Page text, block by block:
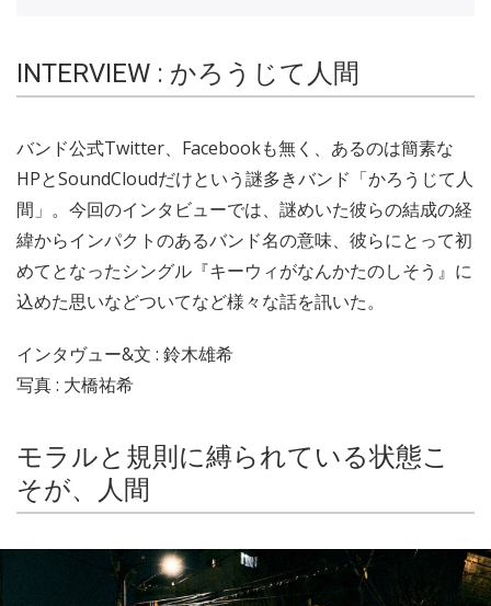
INTERVIEW : かろうじて人間
バンド公式Twitter、Facebookも無く、あるのは簡素な
HPとSoundCloudだけという謎多きバンド「かろうじて人
間」。今回のインタビューでは、謎めいた彼らの結成の経
緯からインパクトのあるバンド名の意味、彼らにとって初
めてとなったシングル『キーウィがなんかたのしそう』に
込めた思いなどついてなど様々な話を訊いた。
インタヴュー&文 : 鈴木雄希
写真 : 大橋祐希
モラルと規則に縛られている状態こ
そが、人間